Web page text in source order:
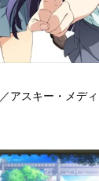
アスキー・メデ